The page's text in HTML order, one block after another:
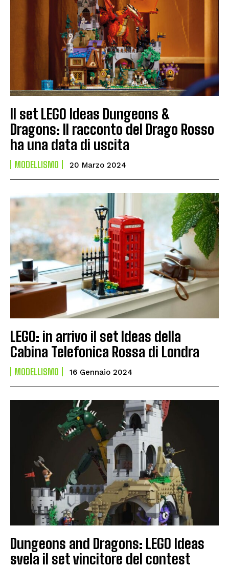
Il set LEGO Ideas Dungeons &
Dragons: Il racconto del Drago Rosso
ha una data di uscita
MODELLISMO 20 Marzo 2024
LEGO: in arrivo il set Ideas della
Cabina Telefonica Rossa di Londra
MODELLISMO 16 Gennaio 2024
Dungeons and Dragons: LEGO Ideas
svela il set vincitore del contest